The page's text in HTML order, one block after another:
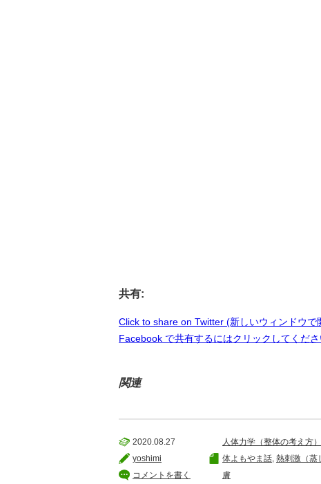
共有:
Click to share on Twitter (新しいウィンドウで
Facebook で共有するにはクリックしてくだ
関連
2020.08.27
yoshimi
コメントを書く
人体力学（整体の考え方）
体よもやま話, 熱刺激（蒸
膚